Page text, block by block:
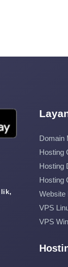
Domain
Hosting
Hosting
Hosting
Website
VPS
VPS